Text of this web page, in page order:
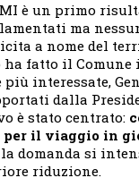
è un primo
ma
a nome del
fatto il Comune
più interessate,
dalla
è stato centrato:
per il viaggio in
domanda si
riduzione.